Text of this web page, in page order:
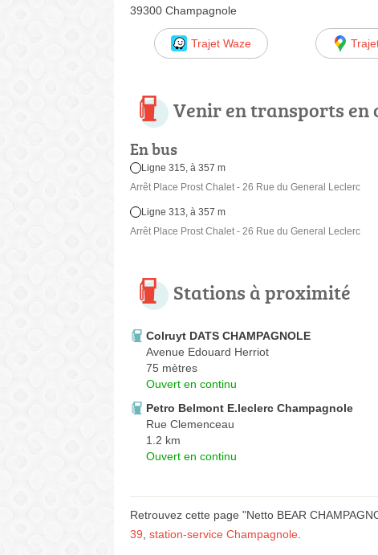
39300 Champagnole
Trajet Waze
Venir en transports en
En bus
Ligne 315, à 357 m
Arrêt Place Prost Chalet - 26 Rue du General Leclerc
Ligne 313, à 357 m
Arrêt Place Prost Chalet - 26 Rue du General Leclerc
Stations à proximité
Colruyt DATS CHAMPAGNOLE
Avenue Edouard Herriot
75 mètres
Ouvert en continu
Petro Belmont E.leclerc Champagnole
Rue Clemenceau
1.2 km
Ouvert en continu
Retrouvez cette page "Netto BEAR
39, station-service Champagnole.